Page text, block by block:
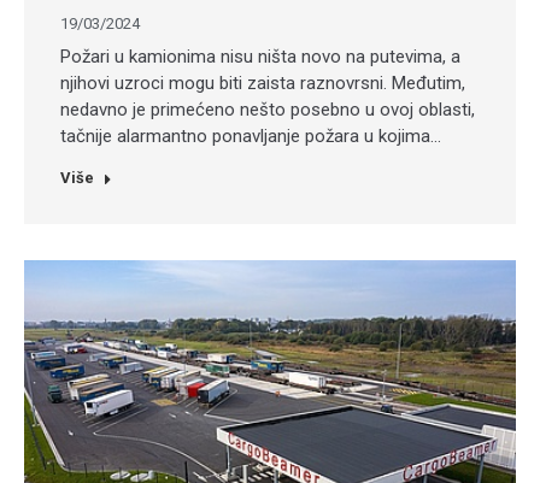
19/03/2024
Požari u kamionima nisu ništa novo na putevima, a
njihovi uzroci mogu biti zaista raznovrsni. Međutim,
nedavno je primećeno nešto posebno u ovoj oblasti,
tačnije alarmantno ponavljanje požara u kojima…
Više